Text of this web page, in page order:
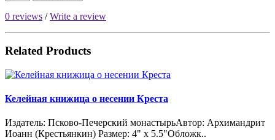
0 reviews /Write a review
Related Products
Келейная книжица о несении Креста
Издатель: Псково-Печерский монастырьАвтор: Архимандрит
Иоанн (Крестьянкин) Размер: 4" x 5.5"Обложк..